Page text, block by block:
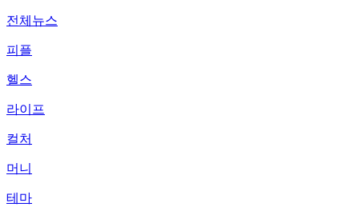
전체뉴스
피플
헬스
라이프
컬처
머니
테마